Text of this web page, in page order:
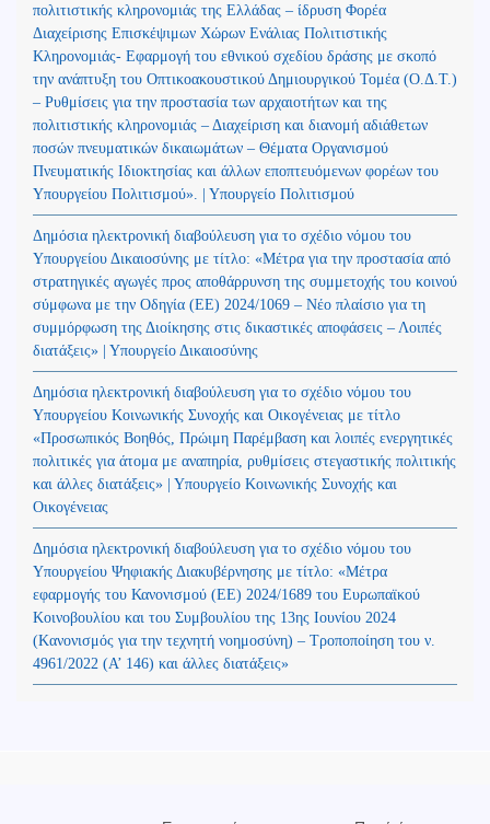
πολιτιστικής κληρονομιάς της Ελλάδας – ίδρυση Φορέα
Διαχείρισης Επισκέψιμων Χώρων Ενάλιας Πολιτιστικής
Κληρονομιάς- Εφαρμογή του εθνικού σχεδίου δράσης με σκοπό
την ανάπτυξη του Οπτικοακουστικού Δημιουργικού Τομέα (Ο.Δ.Τ.)
– Ρυθμίσεις για την προστασία των αρχαιοτήτων και της
πολιτιστικής κληρονομιάς – Διαχείριση και διανομή αδιάθετων
ποσών πνευματικών δικαιωμάτων – Θέματα Οργανισμού
Πνευματικής Ιδιοκτησίας και άλλων εποπτευόμενων φορέων του
Υπουργείου Πολιτισμού». | Υπουργείο Πολιτισμού
Δημόσια ηλεκτρονική διαβούλευση για το σχέδιο νόμου του
Υπουργείου Δικαιοσύνης με τίτλο: «Μέτρα για την προστασία από
στρατηγικές αγωγές προς αποθάρρυνση της συμμετοχής του κοινού
σύμφωνα με την Οδηγία (ΕΕ) 2024/1069 – Νέο πλαίσιο για τη
συμμόρφωση της Διοίκησης στις δικαστικές αποφάσεις – Λοιπές
διατάξεις» | Υπουργείο Δικαιοσύνης
Δημόσια ηλεκτρονική διαβούλευση για το σχέδιο νόμου του
Υπουργείου Κοινωνικής Συνοχής και Οικογένειας με τίτλο
«Προσωπικός Βοηθός, Πρώιμη Παρέμβαση και λοιπές ενεργητικές
πολιτικές για άτομα με αναπηρία, ρυθμίσεις στεγαστικής πολιτικής
και άλλες διατάξεις» | Υπουργείο Κοινωνικής Συνοχής και
Οικογένειας
Δημόσια ηλεκτρονική διαβούλευση για το σχέδιο νόμου του
Υπουργείου Ψηφιακής Διακυβέρνησης με τίτλο: «Μέτρα
εφαρμογής του Κανονισμού (ΕΕ) 2024/1689 του Ευρωπαϊκού
Κοινοβουλίου και του Συμβουλίου της 13ης Ιουνίου 2024
(Kανονισμός για την τεχνητή νοημοσύνη) – Τροποποίηση του ν.
4961/2022 (Α’ 146) και άλλες διατάξεις»